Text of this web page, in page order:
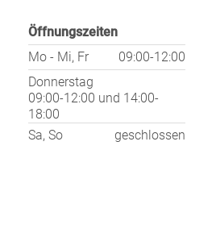
Öffnungszeiten
Mo - Mi, Fr
09:00-12:00
Donnerstag
09:00-12:00 und 14:00-
18:00
Sa, So
geschlossen